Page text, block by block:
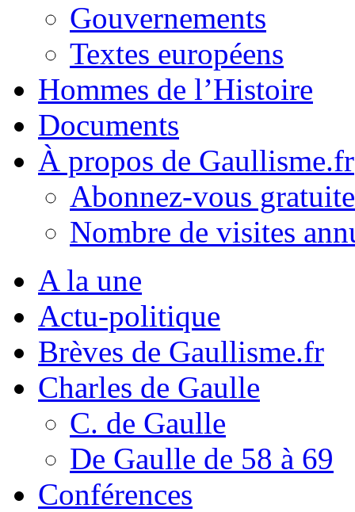
Gouvernements
Textes européens
Hommes de l’Histoire
Documents
À propos de Gaullisme.fr
Abonnez-vous
Nombre de visites
A la une
Actu-politique
Brèves de Gaullisme.fr
Charles de Gaulle
C. de Gaulle
De Gaulle de 58 à 69
Conférences